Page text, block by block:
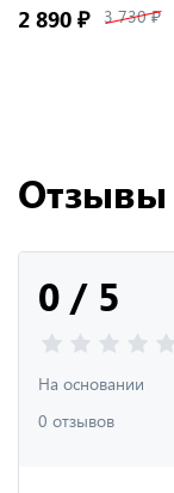
2 890 ₽ 3 730 ₽
Отзывы
0 / 5
На основании
0 отзывов